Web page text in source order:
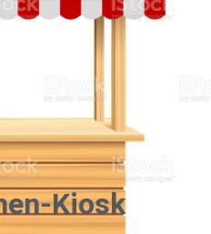
Kiosk